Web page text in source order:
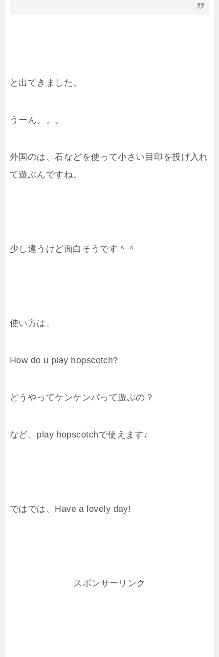
と出てきました。
うーん。。。
外国のは、石などを使って小さい目印を投げ入れ
て遊ぶんですね。
少し違うけど面白そうです＾＾
使い方は、
How do u play hopscotch?
どうやってケンケンパって遊ぶの？
など、play hopscotchで使えます♪
ではでは、Have a lovely day!
スポンサーリンク